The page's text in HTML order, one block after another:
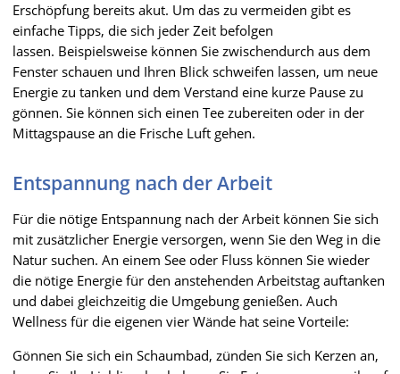
Erschöpfung bereits akut. Um das zu vermeiden gibt es
einfache Tipps, die sich jeder Zeit befolgen
lassen. Beispielsweise können Sie zwischendurch aus dem
Fenster schauen und Ihren Blick schweifen lassen, um neue
Energie zu tanken und dem Verstand eine kurze Pause zu
gönnen. Sie können sich einen Tee zubereiten oder in der
Mittagspause an die Frische Luft gehen.
Entspannung nach der Arbeit
Für die nötige Entspannung nach der Arbeit können Sie sich
mit zusätzlicher Energie versorgen, wenn Sie den Weg in die
Natur suchen. An einem See oder Fluss können Sie wieder
die nötige Energie für den anstehenden Arbeitstag auftanken
und dabei gleichzeitig die Umgebung genießen. Auch
Wellness für die eigenen vier Wände hat seine Vorteile:
Gönnen Sie sich ein Schaumbad, zünden Sie sich Kerzen an,